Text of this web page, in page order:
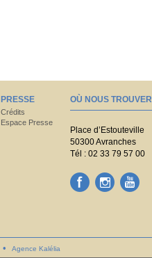
PRESSE
Crédits
Espace Presse
OÙ NOUS TROUVER
Place d’Estouteville
50300 Avranches
Tél : 02 33 79 57 00
Agence Kalélia